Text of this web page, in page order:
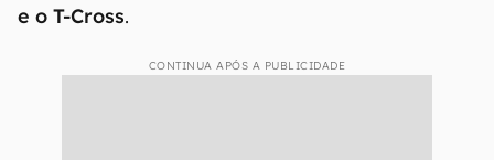
e o T-Cross.
CONTINUA APÓS A PUBLICIDADE